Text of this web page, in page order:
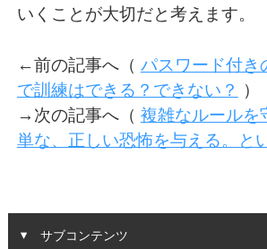
いくことが大切だと考えます。
←前の記事へ（ パスワード付き
で訓練はできる？できない？
）
→次の記事へ（ 複雑なルールを
単な、正しい恐怖を与える。と
サブコンテンツ